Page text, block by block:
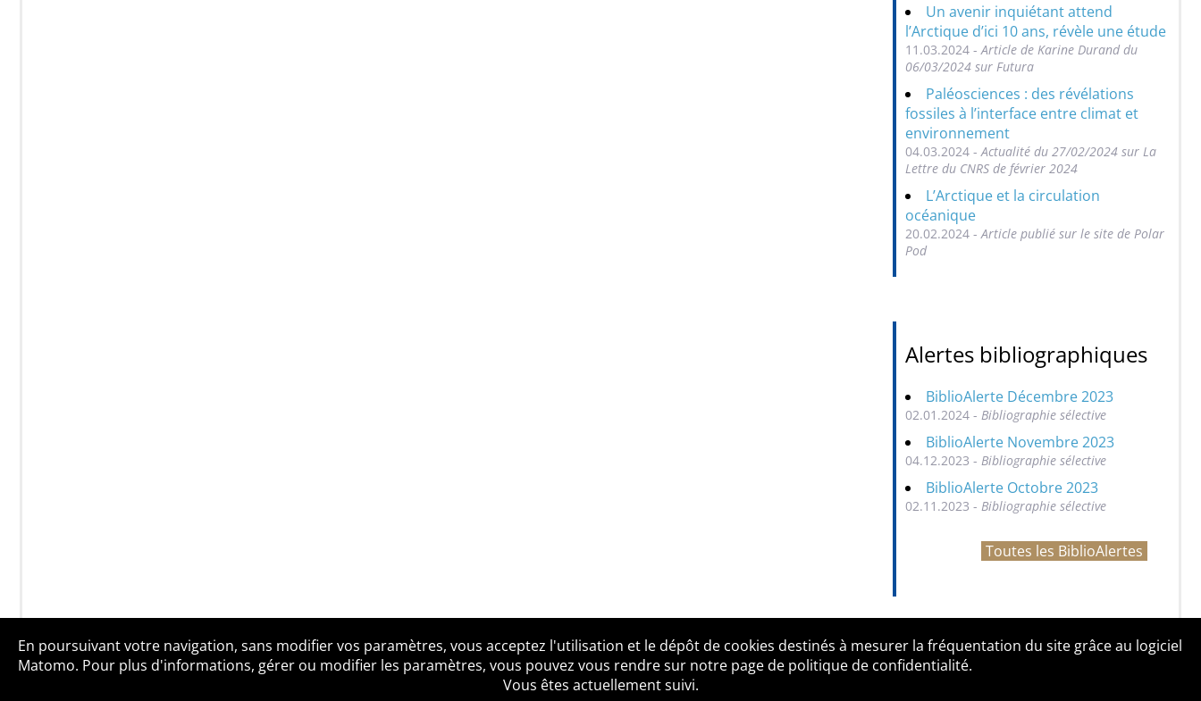
Un avenir inquiétant attend
l’Arctique d’ici 10 ans, révèle une étude
11.03.2024 - Article de Karine Durand du
06/03/2024 sur Futura
Paléosciences : des révélations
fossiles à l’interface entre climat et
environnement
04.03.2024 - Actualité du 27/02/2024 sur La
Lettre du CNRS de février 2024
L’Arctique et la circulation
océanique
20.02.2024 - Article publié sur le site de Polar
Pod
Alertes bibliographiques
BiblioAlerte Décembre 2023
02.01.2024 - Bibliographie sélective
BiblioAlerte Novembre 2023
04.12.2023 - Bibliographie sélective
BiblioAlerte Octobre 2023
02.11.2023 - Bibliographie sélective
Toutes les BiblioAlertes
Qui sommes-nous ? Mentions légales Accessibilité Politique de confidentialité Contact
En poursuivant votre navigation, sans modifier vos paramètres, vous acceptez l'utilisation et le dépôt de cookies destinés à mesurer la fréquentation du site grâce au logiciel
Matomo. Pour plus d'informations, gérer ou modifier les paramètres, vous pouvez vous rendre sur notre page de politique de confidentialité.
Vous êtes actuellement suivi.